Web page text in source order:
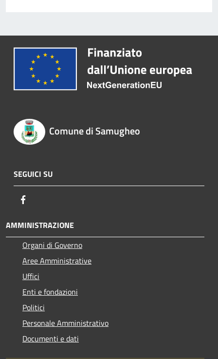
Comune di Samugheo
SEGUICI SU
AMMINISTRAZIONE
Organi di Governo
Aree Amministrative
Uffici
Enti e fondazioni
Politici
Personale Amministrativo
Documenti e dati